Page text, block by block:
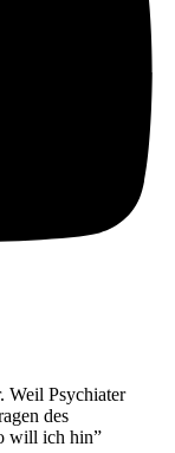
Weil Psychiater
des
will ich hin”